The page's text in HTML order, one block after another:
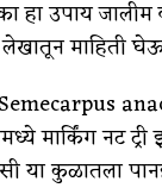
ताप उतरला म्हणजे
– इतिहासात
– झळाळी
हा उपाय
लेखातून माहिती
मार्किंग नट
या कुळातला